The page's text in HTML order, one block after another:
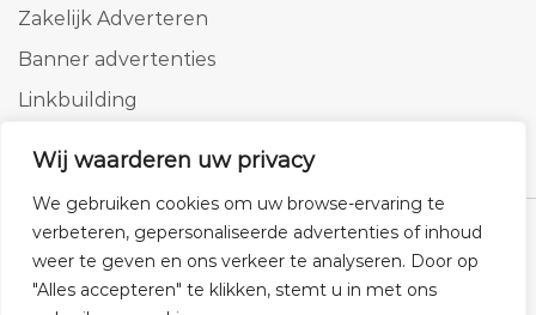
Wij waarderen uw privacy
We gebruiken cookies om uw browse-ervaring te
verbeteren, gepersonaliseerde advertenties of inhoud
weer te geven en ons verkeer te analyseren. Door op
"Alles accepteren" te klikken, stemt u in met ons
Zakelijk Adverteren
Banner advertenties
Linkbuilding
Klantenservice Cookies Privacybeleid Disclaimer